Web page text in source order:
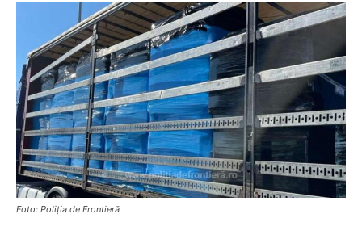
Foto: Poliția de Frontieră